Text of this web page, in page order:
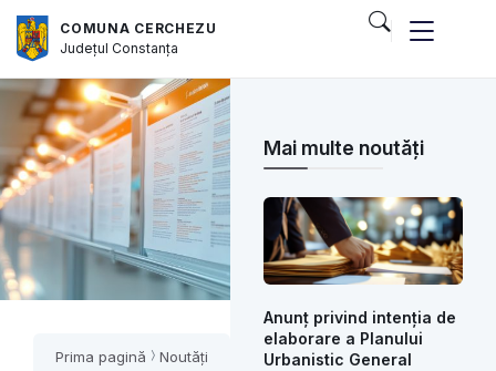
COMUNA CERCHEZU
JudețulConstanța
Prima pagină Noutăți
Mai multe noutăți
Anunț privind intenția de
elaborare a Planului
Urbanistic General